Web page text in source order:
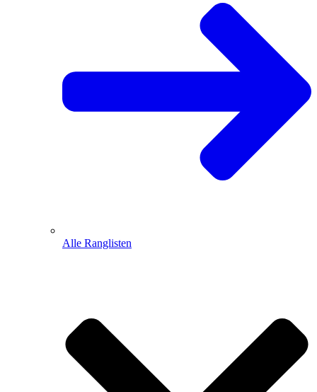
Alle Ranglisten